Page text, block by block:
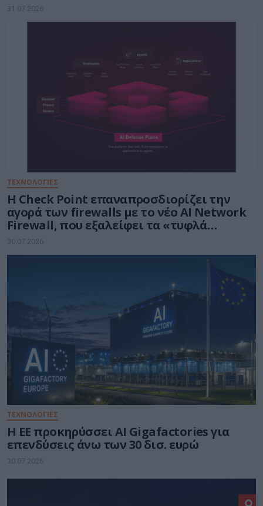
31.07.2026
ΤΕΧΝΟΛΟΓΙΕΣ
Η Check Point επαναπροσδιορίζει την
αγορά των firewalls με το νέο AI Network
Firewall, που εξαλείφει τα «τυφλά
σημεία» της Τεχνητής Νοημοσύνης σε
κάθε δίκτυο
30.07.2026
ΤΕΧΝΟΛΟΓΙΕΣ
Η ΕΕ προκηρύσσει AI Gigafactories για
επενδύσεις άνω των 30 δισ. ευρώ
30.07.2026